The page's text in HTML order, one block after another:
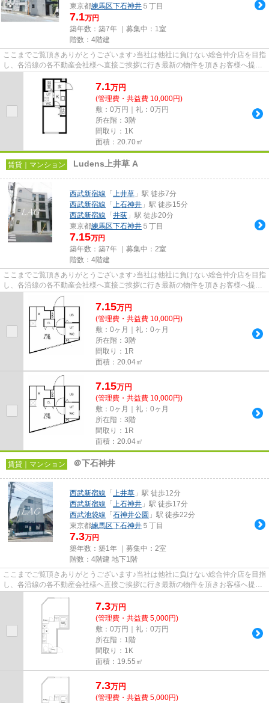
東京都練馬区下石神井 ５丁目
7.1万円
築年数：築7年 ｜募集中： 1室
階数：4階建
ここまでご覧頂きありがとうございます♪当社は他社に負けない総合仲介店を目指
し、各沿線の各不動産会社様へ直接ご挨拶に行き最新の物件を頂きお客様へ提供
7.1万円
(管理費・共益費 10,000円)
敷：0万円｜礼：0万円
所在階：3階
間取り：1K
面積：20.70㎡
賃貸｜マンション Ludens上井草 A
西武新宿線 「 上井草 」駅 徒歩7分
西武新宿線 「 上石神井 」駅 徒歩15分
西武新宿線 「 井荻 」駅 徒歩20分
東京都練馬区下石神井 ５丁目
7.15万円
築年数：築7年 ｜募集中： 2室
階数：4階建
ここまでご覧頂きありがとうございます♪当社は他社に負けない総合仲介店を目指
し、各沿線の各不動産会社様へ直接ご挨拶に行き最新の物件を頂きお客様へ提供
しております！最新の情報は...
7.15万円
(管理費・共益費 10,000円)
敷：0ヶ月｜礼：0ヶ月
所在階：3階
間取り：1R
面積：20.04㎡
7.15万円
(管理費・共益費 10,000円)
敷：0ヶ月｜礼：0ヶ月
所在階：3階
間取り：1R
面積：20.04㎡
賃貸｜マンション ＠下石神井
西武新宿線 「 上井草 」駅 徒歩12分
西武新宿線 「 上石神井 」駅 徒歩17分
西武池袋線 「 石神井公園 」駅 徒歩22分
東京都練馬区下石神井 ５丁目
7.3万円
築年数：築1年 ｜募集中： 2室
階数：4階建 地下1階
ここまでご覧頂きありがとうございます♪当社は他社に負けない総合仲介店を目指
し、各沿線の各不動産会社様へ直接ご挨拶に行き最新の物件を頂きお客様へ提供
7.3万円
(管理費・共益費 5,000円)
敷：0万円｜礼：0万円
所在階：1階
間取り：1K
面積：19.55㎡
7.3万円
(管理費・共益費 5,000円)